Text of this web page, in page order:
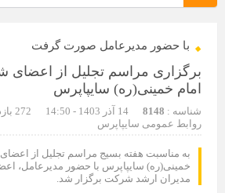
تجدید بیعت کارکنان شرکت پارس خودرو با
انقلاب اسلامی ایران
مسابقات ورزشی در مگاموتوربا
مراسم عزاداری و ذکرمصیبت سالروز
تجربه‌ای میدانی از صنعت برای
با حضور مدیرعامل صورت گرفت
برگزاری مراسم تجلیل از اعضای
امام خمینی(ره) سایپاپرس
شناسه : 8148 14 آذر 1403 - 14:50
روابط عمومی سایپاپرس
به مناسبت هفته بسیج مراسم تجلیل از اعضای
خمینی(ره) سایپاپرس با حضور مدیرعامل،
مدیران ارشد شرکت برگزار شد.